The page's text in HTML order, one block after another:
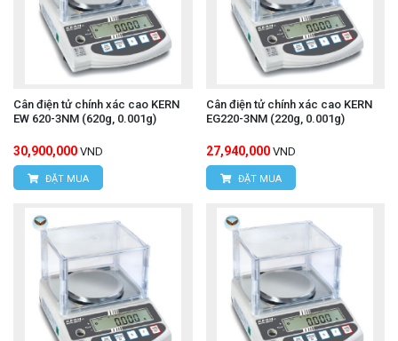
Cân điện tử chính xác cao KERN
EW 620-3NM (620g, 0.001g)
30,900,000 VND
ĐẶT MUA
Cân điện tử chính xác cao KERN
EG220-3NM (220g, 0.001g)
27,940,000 VND
ĐẶT MUA